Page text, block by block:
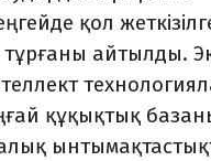
қол
тұрғаны айтылды.
құқықтық